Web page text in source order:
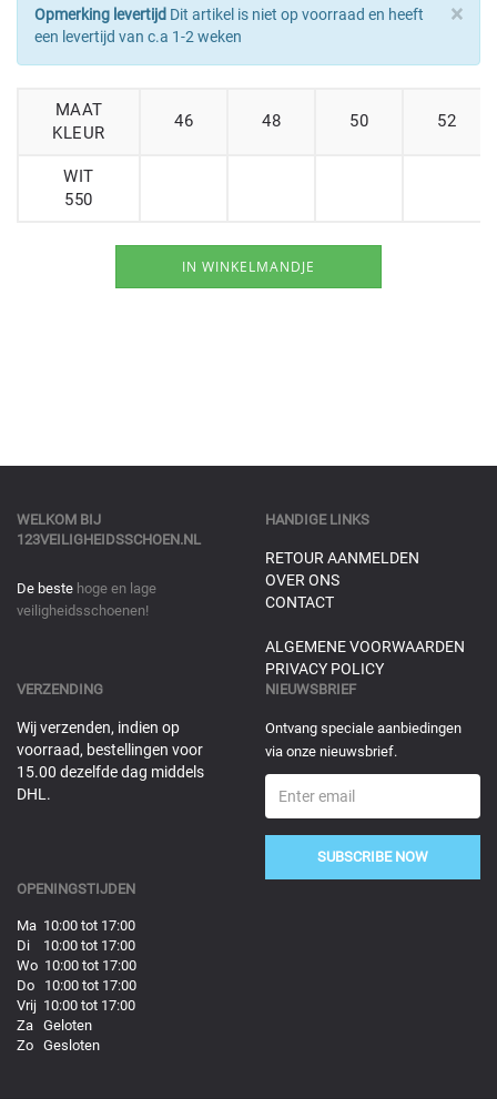
×
Opmerking levertijd Dit artikel is niet op voorraad en heeft
een levertijd van c.a 1-2 weken
MAAT
KLEUR
46 48 50 52
WIT
550
WELKOM BIJ
123VEILIGHEIDSSCHOEN.NL
De beste hoge en lage
veiligheidsschoenen!
HANDIGE LINKS
RETOUR AANMELDEN
OVER ONS
CONTACT
ALGEMENE VOORWAARDEN
PRIVACY POLICY
VERZENDING
Wij verzenden, indien op
voorraad, bestellingen voor
15.00 dezelfde dag middels
DHL.
NIEUWSBRIEF
Ontvang speciale aanbiedingen
via onze nieuwsbrief.
SUBSCRIBE NOW
OPENINGSTIJDEN
Ma 10:00 tot 17:00
Di 10:00 tot 17:00
Wo 10:00 tot 17:00
Do 10:00 tot 17:00
Vrij 10:00 tot 17:00
Za Geloten
Zo Gesloten